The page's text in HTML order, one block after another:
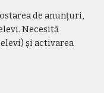
de anunțuri,
Necesită
și activarea